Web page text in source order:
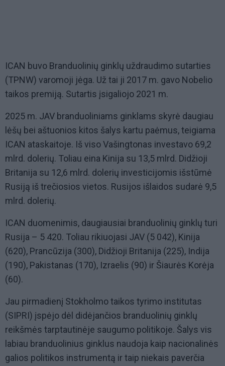
ICAN buvo Branduolinių ginklų uždraudimo sutarties
(TPNW) varomoji jėga. Už tai ji 2017 m. gavo Nobelio
taikos premiją. Sutartis įsigaliojo 2021 m.
2025 m. JAV branduoliniams ginklams skyrė daugiau
lėšų bei aštuonios kitos šalys kartu paėmus, teigiama
ICAN ataskaitoje. Iš viso Vašingtonas investavo 69,2
mlrd. dolerių. Toliau eina Kinija su 13,5 mlrd. Didžioji
Britanija su 12,6 mlrd. dolerių investicijomis išstūmė
Rusiją iš trečiosios vietos. Rusijos išlaidos sudarė 9,5
mlrd. dolerių.
ICAN duomenimis, daugiausiai branduolinių ginklų turi
Rusija – 5 420. Toliau rikiuojasi JAV (5 042), Kinija
(620), Prancūzija (300), Didžioji Britanija (225), Indija
(190), Pakistanas (170), Izraelis (90) ir Šiaurės Korėja
(60).
Jau pirmadienį Stokholmo taikos tyrimo institutas
(SIPRI) įspėjo dėl didėjančios branduolinių ginklų
reikšmės tarptautinėje saugumo politikoje. Šalys vis
labiau branduolinius ginklus naudoja kaip nacionalinės
galios politikos instrumentą ir taip niekais paverčia